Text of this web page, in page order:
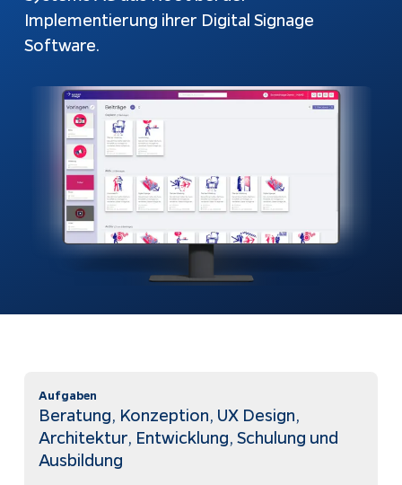
Implementierung ihrer Digital Signage
Software.
Aufgaben
Beratung, Konzeption, UX Design,
Architektur, Entwicklung, Schulung und
Ausbildung
Schnittstellen
Webshops
Weiterentwicklung
automatisch
beantworten
KI & Apps
Softwareentwicklung
Webentwicklung
App Entwicklung
Apptiva
Über uns
Projekte
Rechtliches